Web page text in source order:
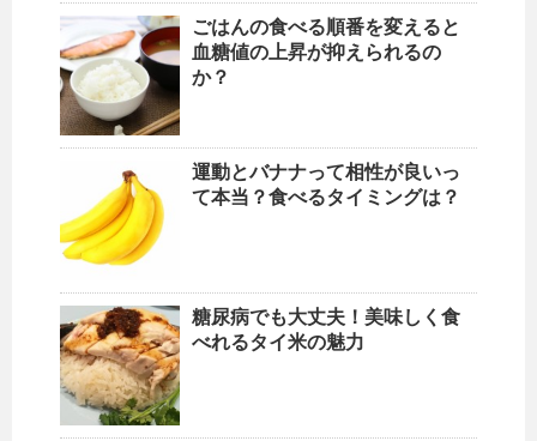
ごはんの食べる順番を変えると
血糖値の上昇が抑えられるの
か？
運動とバナナって相性が良いっ
て本当？食べるタイミングは？
糖尿病でも大丈夫！美味しく食
べれるタイ米の魅力